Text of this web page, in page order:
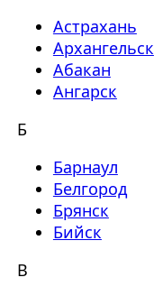
Астрахань
Архангельск
Абакан
Ангарск
Б
Барнаул
Белгород
Брянск
Бийск
В